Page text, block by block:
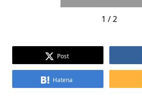
1 / 2
Post
Hatena